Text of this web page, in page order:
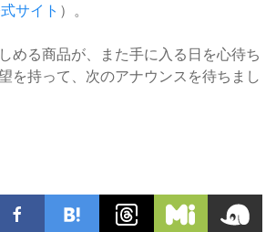
サイト ）。
める商品が、また手に入る日を心待ち
を持って、次のアナウンスを待ちまし